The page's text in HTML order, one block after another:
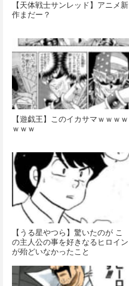
【天体戦士サンレッド】アニメ新
作まだー？
【遊戯王】このイカサマｗｗｗｗ
ｗｗｗ
【うる星やつら】驚いたのが こ
の主人公の事を好きなるヒロイン
が殆どいなかったこと